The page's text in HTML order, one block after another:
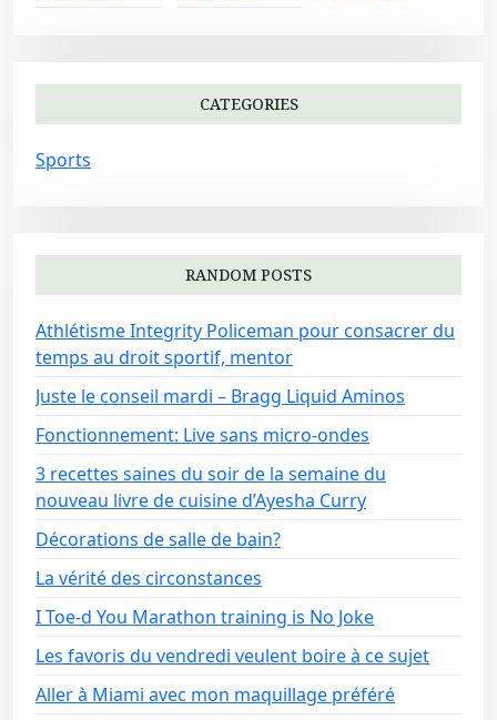
CATEGORIES
Sports
RANDOM POSTS
Athlétisme Integrity Policeman pour consacrer du
temps au droit sportif, mentor
Juste le conseil mardi – Bragg Liquid Aminos
Fonctionnement: Live sans micro-ondes
3 recettes saines du soir de la semaine du
nouveau livre de cuisine d’Ayesha Curry
Décorations de salle de bain?
La vérité des circonstances
I Toe-d You Marathon training is No Joke
Les favoris du vendredi veulent boire à ce sujet
Aller à Miami avec mon maquillage préféré